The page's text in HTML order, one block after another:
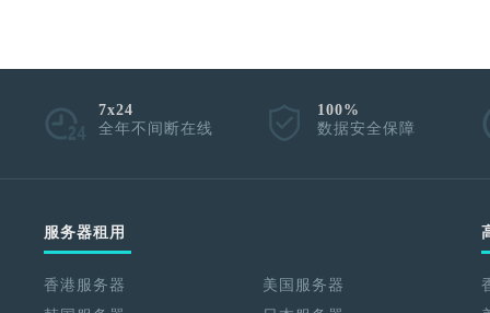
7x24
全年不间断在线
100%
数据安全保障
服务器租用
香港服务器
美国服务器